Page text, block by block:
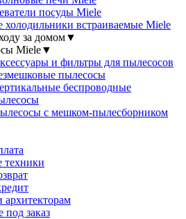
посуды Miele
встраиваемые Miele
за домом▼
Miele▼
и фильтры для пылесосов
пылесосы
беспроводные
с мешком-пылесборником
техники
архитекторам
под заказ